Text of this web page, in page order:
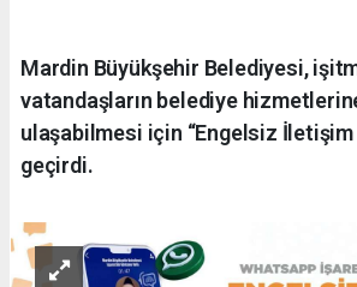
Mardin Büyükşehir Belediyesi,
vatandaşların belediye
ulaşabilmesi için “Engelsiz İletişim
geçirdi.